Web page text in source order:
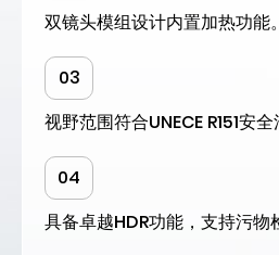
双镜头模组设计内置加热功能。
03
视野范围符合UNECE R151安全
04
具备卓越HDR功能，支持污物